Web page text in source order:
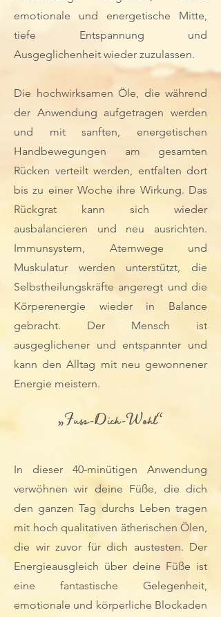
emotionale und energetische Mitte,
tiefe Entspannung und
Ausgeglichenheit wieder zuzulassen.
Die hochwirksamen Öle, die während
der Anwendung aufgetragen werden
und mit sanften, energetischen
Handbewegungen am gesamten
Rücken verteilt werden, entfalten dort
bis zu einer Woche ihre Wirkung. Das
Rückgrat kann sich wieder
ausbalancieren und neu ausrichten.
Immunsystem, Atemwege und
Muskulatur werden unterstützt, die
Selbstheilungskräfte angeregt und die
Körperenergie wieder in Balance
gebracht. Der Mensch ist
ausgeglichener und entspannter und
kann den Alltag mit neu gewonnener
Energie meistern.
In dieser 40-minütigen Anwendung
verwöhnen wir deine Füße, die dich
den ganzen Tag durchs Leben tragen
mit hoch qualitativen ätherischen Ölen,
die wir zuvor für dich austesten. Der
Energieausgleich über deine Füße ist
eine fantastische Gelegenheit,
emotionale und körperliche Blockaden